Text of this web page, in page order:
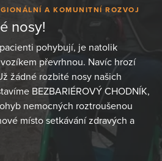
A KOMUNITNÍ ROZVOJ
nosy!
pohybují, je natolik
převrhnou. Navíc hrozí
žádné rozbité nosy našich
BEZBARIÉROVÝ CHODNÍK,
nemocných roztroušenou
místo setkávání zdravých a